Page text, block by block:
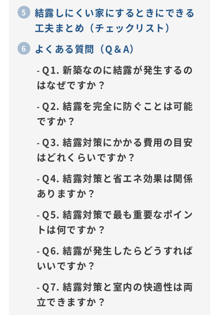
結露しにくい家にするときにできる
工夫まとめ（チェックリスト）
よくある質問（Q＆A）
Q1. 新築なのに結露が発生するの
はなぜですか？
Q2. 結露を完全に防ぐことは可能
ですか？
Q3. 結露対策にかかる費用の目安
はどれくらいですか？
Q4. 結露対策と省エネ効果は関係
ありますか？
Q5. 結露対策で最も重要なポイン
トは何ですか？
Q6. 結露が発生したらどうすれば
いいですか？
Q7. 結露対策と室内の快適性は両
立できますか？